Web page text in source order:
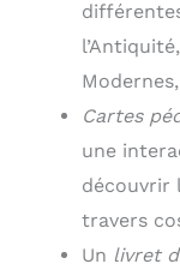
Cartes
une
découvrir
travers
Un livret